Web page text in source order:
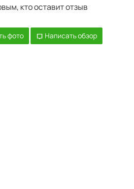
кто оставит отзыв
фото Написать обзор